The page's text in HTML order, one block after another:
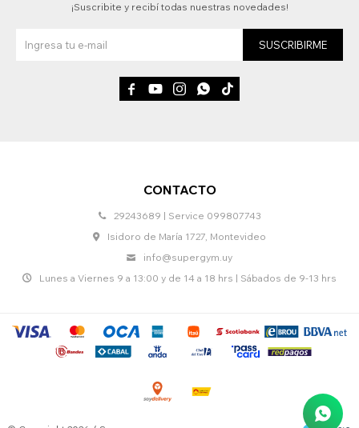
CONTACTO
29243689 | Service 099807743
Isidoro de María 1727, Montevideo
info@supergym.uy
Lunes a Viernes 9 a 13:00 y de 14 a 18 hrs | Sábados de 9-13 hrs
¡Suscribite y recibí todas nuestras novedades!
SUSCRIBIRME
    